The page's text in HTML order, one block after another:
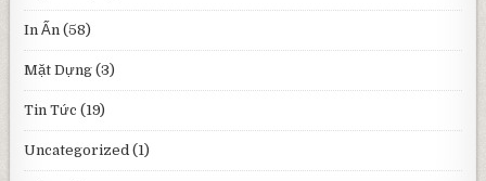
In Ấn (58)
Mặt Dựng (3)
Tin Tức (19)
Uncategorized (1)